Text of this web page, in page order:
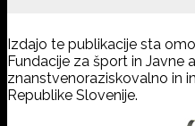
Izdajo te publikacije sta
Fundacije za šport in Javne
znanstvenoraziskovalno in
Republike Slovenije.